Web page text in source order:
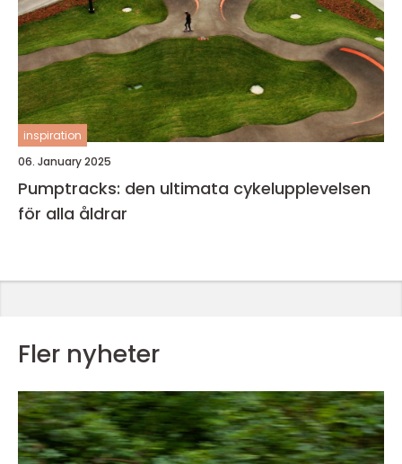
inspiration
06. January 2025
Pumptracks: den ultimata cykelupplevelsen
för alla åldrar
Fler nyheter